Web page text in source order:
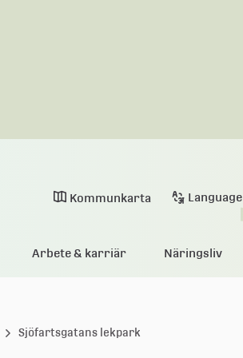
Kommunkarta Language
Arbete & karriär Näringsliv
Sjöfartsgatans lekpark